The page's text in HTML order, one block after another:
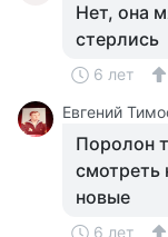
Нет, она
стерлись
6 лет
Евгений
Поролон
смотреть
новые
6 лет